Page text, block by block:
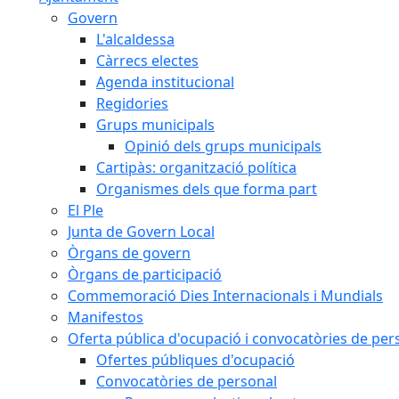
Govern
L'alcaldessa
Càrrecs electes
Agenda institucional
Regidories
Grups municipals
Opinió dels grups municipals
Cartipàs: organització política
Organismes dels que forma part
El Ple
Junta de Govern Local
Òrgans de govern
Òrgans de participació
Commemoració Dies Internacionals i Mundials
Manifestos
Oferta pública d'ocupació i convocatòries de
Ofertes públiques d'ocupació
Convocatòries de personal